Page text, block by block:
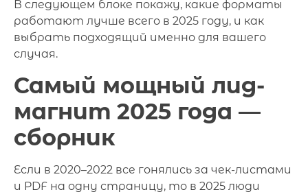
В следующем блоке покажу, какие форматы
работают лучше всего в 2025 году, и как
выбрать подходящий именно для вашего
случая.
Самый мощный лид-
магнит 2025 года —
сборник
Если в 2020–2022 все гонялись за чек-листами
и PDF на одну страницу, то в 2025 люди